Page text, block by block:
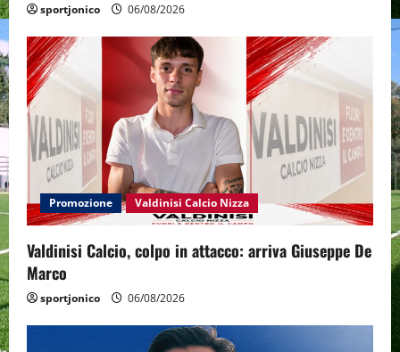
sportjonico 06/08/2026
Promozione Valdinisi Calcio Nizza
Valdinisi Calcio, colpo in attacco: arriva Giuseppe De
Marco
sportjonico 06/08/2026